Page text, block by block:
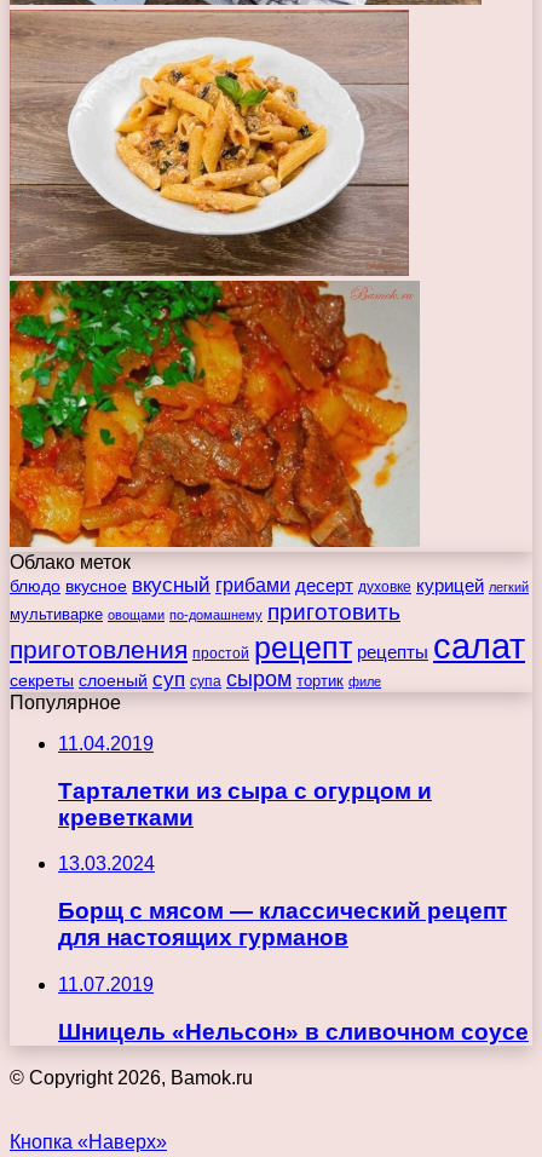
Облако меток
блюдо вкусное вкусный грибами десерт духовке курицей легкий
мультиварке овощами по-домашнему приготовить
приготовления простой рецепт рецепты салат
секреты слоеный суп супа сыром тортик филе
Популярное
11.04.2019
Тарталетки из сыра с огурцом и
креветками
13.03.2024
Борщ с мясом — классический рецепт
для настоящих гурманов
11.07.2019
Шницель «Нельсон» в сливочном соусе
© Copyright 2026, Bamok.ru
Кнопка «Наверх»